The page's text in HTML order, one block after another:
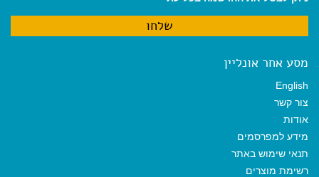
מסע אחר אונליין
English
צור קשר
אודות
מידע למפרסמים
תנאי שימוש באתר
רשימת מוצרים